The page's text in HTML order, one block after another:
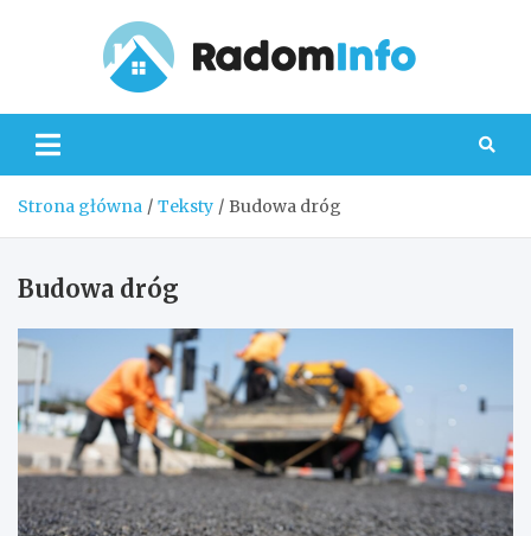
Strona główna Teksty Budowa dróg
Budowa dróg